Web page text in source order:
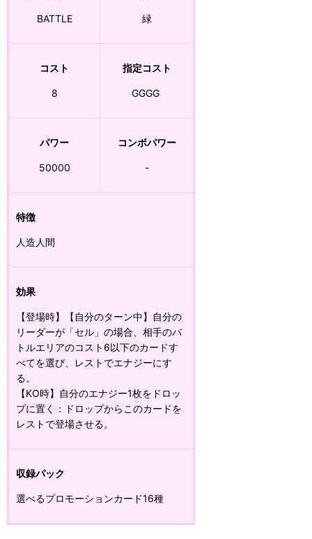
BATTLE 緑
コスト
8
指定コスト
GGGG
パワー
50000
コンボパワー
-
特徴
人造人間
効果
【登場時】【自分のターン中】自分の
リーダーが「セル」の場合、相手のバ
トルエリアのコスト6以下のカードす
べてを選び、レストでエナジーにす
る。
【KO時】自分のエナジー1枚をドロッ
プに置く：ドロップからこのカードを
レストで登場させる。
収録パック
選べるプロモーションカード16種